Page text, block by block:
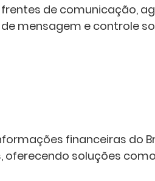
frentes de comunicação,
de mensagem e controle
financeiras do
soluções